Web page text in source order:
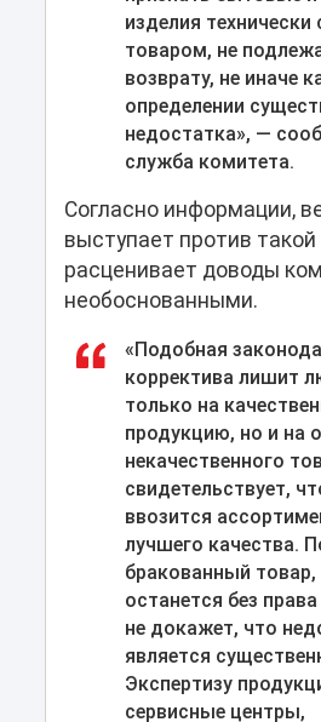
изделия
товаром, не
возврату, не иначе
определении
недостатка», —
служба комитета.
Согласно информации,
выступает против
расценивает доводы
необоснованными.
«Подобная
корректива лишит
только на
продукцию, но и на
некачественного
свидетельствует,
ввозится
лучшего качества.
бракованный товар,
останется без
не докажет, что
является
Экспертизу
сервисные центры,